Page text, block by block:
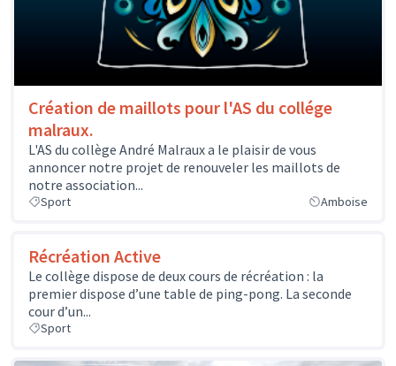
Création de maillots pour l'AS du collége
malraux.
L'AS du collège André Malraux a le plaisir de vous
annoncer notre projet de renouveler les maillots de
notre association...
Sport Amboise
Récréation Active
Le collège dispose de deux cours de récréation : la
premier dispose d’une table de ping-pong. La seconde
cour d’un...
Sport